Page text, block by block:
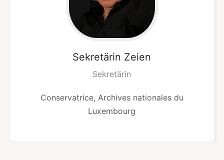
Sekretärin Zeien
Sekretärin
Conservatrice, Archives nationales du
Luxembourg